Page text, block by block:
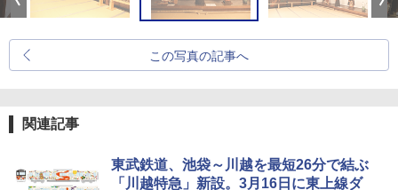
この写真の記事へ
関連記事
東武鉄道、池袋～川越を最短26分で結ぶ
「川越特急」新設。3月16日に東上線ダ